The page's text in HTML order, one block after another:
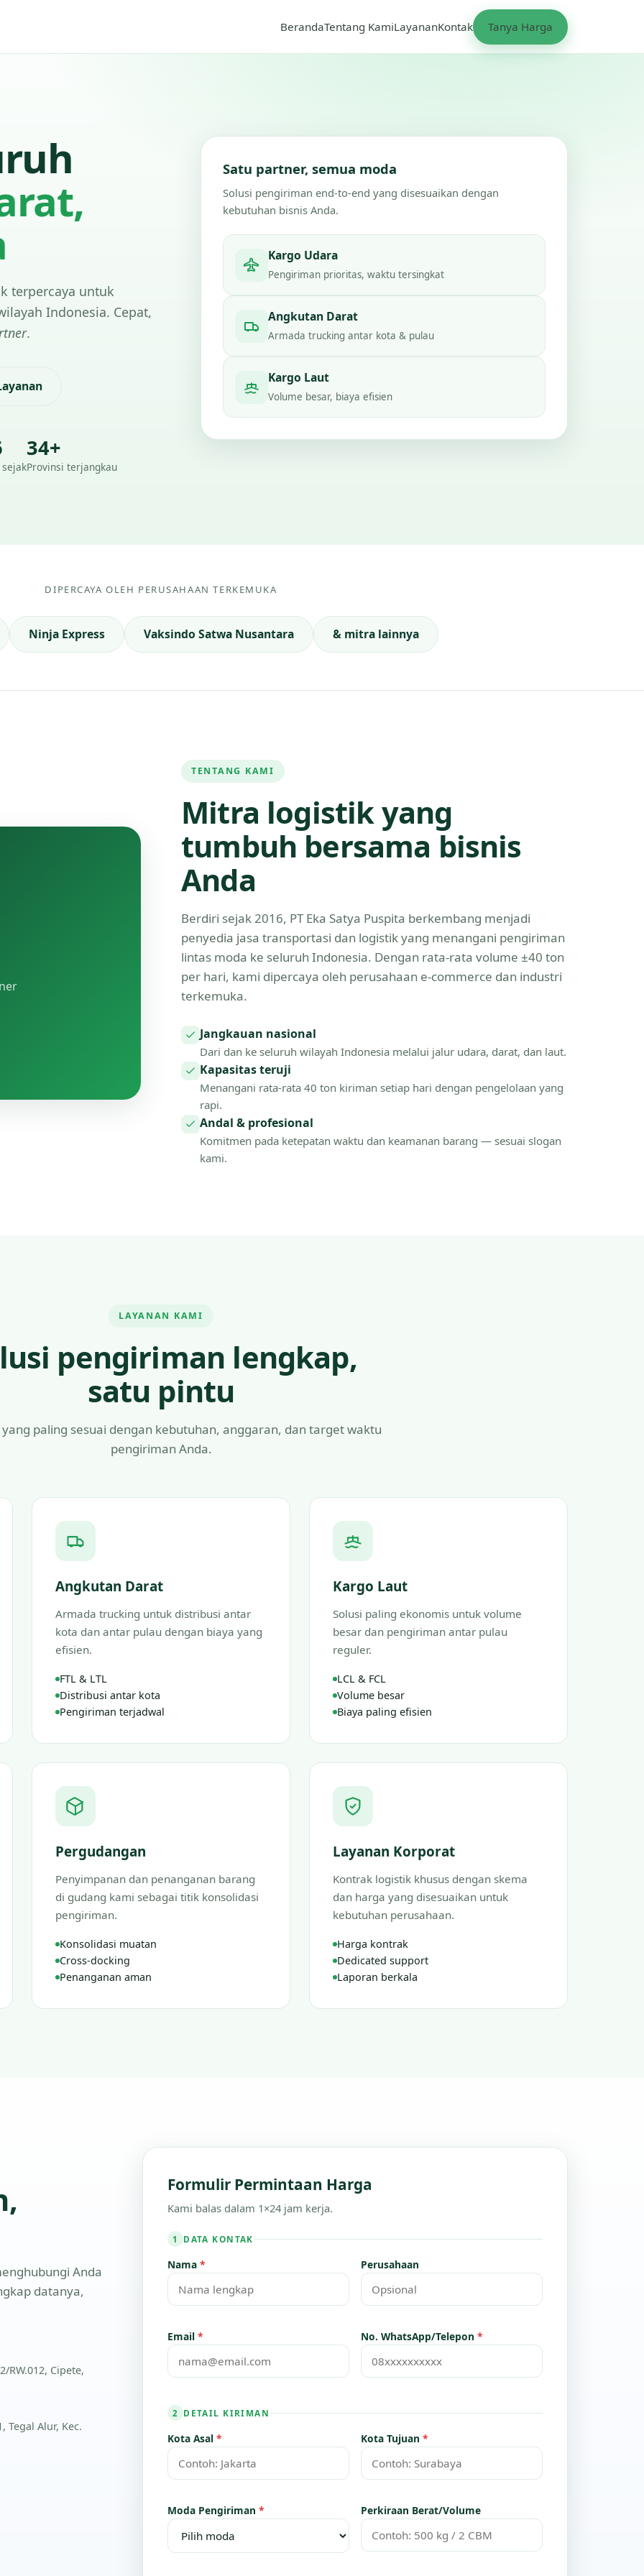
BerandaTentang KamiLayananKontak Tanya Harga
terpercaya untuk
Indonesia. Cepat,
.
34+
Provinsi terjangkau
Satu partner, semua moda
Solusi pengiriman end-to-end yang disesuaikan dengan
kebutuhan bisnis Anda.
Kargo Udara
Pengiriman prioritas, waktu tersingkat
Angkutan Darat
Armada trucking antar kota & pulau
Kargo Laut
Volume besar, biaya efisien
DIPERCAYA OLEH PERUSAHAAN TERKEMUKA
Ninja Express Vaksindo Satwa Nusantara & mitra lainnya
TENTANG KAMI
Mitra logistik yang
tumbuh bersama bisnis
Anda
Berdiri sejak 2016, PT Eka Satya Puspita berkembang menjadi
penyedia jasa transportasi dan logistik yang menangani pengiriman
lintas moda ke seluruh Indonesia. Dengan rata-rata volume ±40 ton
per hari, kami dipercaya oleh perusahaan e-commerce dan industri
terkemuka.
Jangkauan nasional
Dari dan ke seluruh wilayah Indonesia melalui jalur udara, darat, dan laut.
Kapasitas teruji
Menangani rata-rata 40 ton kiriman setiap hari dengan pengelolaan yang
rapi.
Andal & profesional
Komitmen pada ketepatan waktu dan keamanan barang — sesuai slogan
kami.
LAYANAN KAMI
pengiriman lengkap,
satu pintu
paling sesuai dengan kebutuhan, anggaran, dan target waktu
pengiriman Anda.
Angkutan Darat
Armada trucking untuk distribusi antar
kota dan antar pulau dengan biaya yang
efisien.
FTL & LTL
Distribusi antar kota
Pengiriman terjadwal
Kargo Laut
Solusi paling ekonomis untuk volume
besar dan pengiriman antar pulau
reguler.
LCL & FCL
Volume besar
Biaya paling efisien
Pergudangan
Penyimpanan dan penanganan barang
di gudang kami sebagai titik konsolidasi
pengiriman.
Konsolidasi muatan
Cross-docking
Penanganan aman
Layanan Korporat
Kontrak logistik khusus dengan skema
dan harga yang disesuaikan untuk
kebutuhan perusahaan.
Harga kontrak
Dedicated support
Laporan berkala
Anda
datanya,
RW.012, Cipete,
Tegal Alur, Kec.
Formulir Permintaan Harga
Kami balas dalam 1×24 jam kerja.
1 DATA KONTAK
Nama* Perusahaan
Email* No. WhatsApp/Telepon*
2 DETAIL KIRIMAN
Kota Asal* Kota Tujuan*
Moda Pengiriman* Perkiraan Berat/Volume